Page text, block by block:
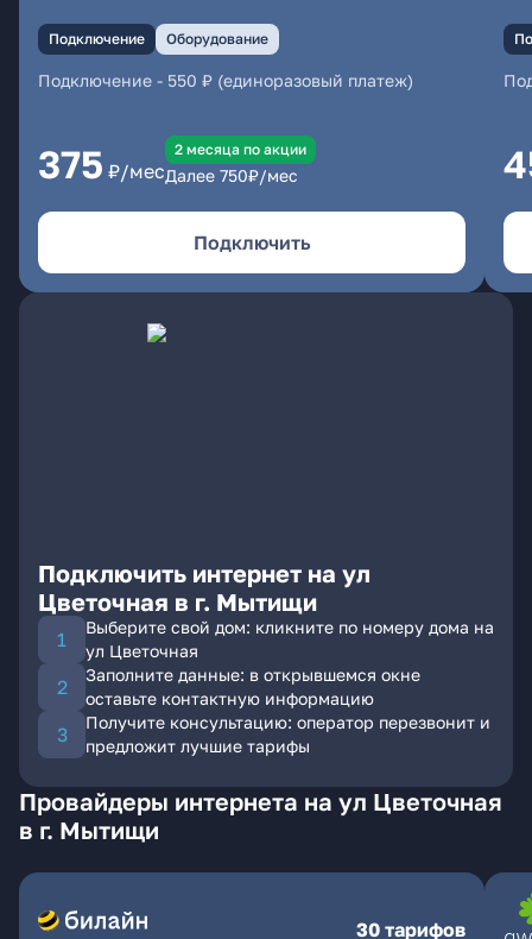
Подключение Оборудование
Подключение - 550 ₽ (единоразовый платеж)
375 ₽/мес
2 месяцa по акции
Далее 750₽/мес
Подключить
Подключить интернет на ул
Цветочная в г. Мытищи
Выберите свой дом: кликните по номеру дома на
ул Цветочная
Заполните данные: в открывшемся окне
оставьте контактную информацию
Получите консультацию: оператор перезвонит и
предложит лучшие тарифы
Провайдеры интернета на ул Цветочная
в г. Мытищи
30 тарифов